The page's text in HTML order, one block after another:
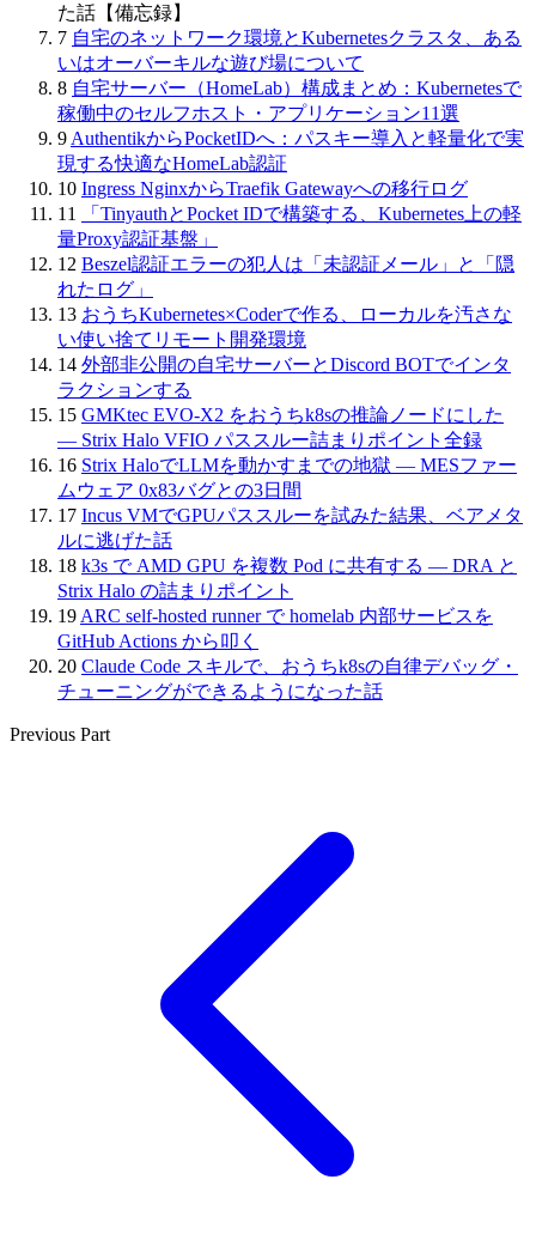
た話【備忘録】
7 自宅のネットワーク環境とKubernetesクラスタ、ある
いはオーバーキルな遊び場について
8 自宅サーバー（HomeLab）構成まとめ：Kubernetesで
稼働中のセルフホスト・アプリケーション11選
9 AuthentikからPocketIDへ：パスキー導入と軽量化で実
現する快適なHomeLab認証
10 Ingress NginxからTraefik Gatewayへの移行ログ
11
「TinyauthとPocket IDで構築する、Kubernetes上の軽
量Proxy認証基盤」
12 Beszel認証エラーの犯人は「未認証メール」と「隠
れたログ」
13 おうちKubernetes×Coderで作る、ローカルを汚さな
い使い捨てリモート開発環境
14 外部非公開の自宅サーバーとDiscord BOTでインタ
ラクションする
15 GMKtec EVO-X2 をおうちk8sの推論ノードにした
— Strix Halo VFIO パススルー詰まりポイント全録
16 Strix HaloでLLMを動かすまでの地獄 — MESファー
ムウェア 0x83バグとの3日間
17 Incus VMでGPUパススルーを試みた結果、ベアメタ
ルに逃げた話
18 k3s で AMD GPU を複数 Pod に共有する — DRA と
Strix Halo の詰まりポイント
19 ARC self-hosted runner で homelab 内部サービスを
GitHub Actions から叩く
20 Claude Code スキルで、おうちk8sの自律デバッグ・
チューニングができるようになった話
Previous Part